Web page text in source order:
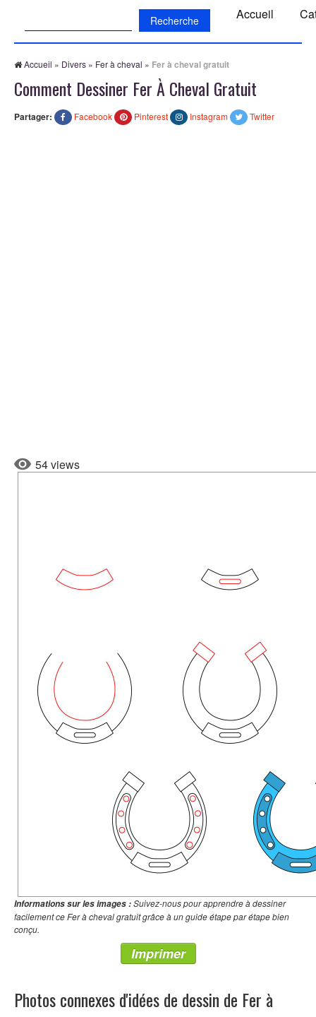
Accueil
Accueil » Divers » Fer à cheval » Fer à cheval gratuit
Comment Dessiner Fer À Cheval Gratuit
Partager: Facebook Pinterest Instagram Twitter
54 views
Informations sur les images :Suivez-nous pour apprendre à dessiner
facilement ce Fer à cheval gratuit grâce à un guide étape par étape bien
conçu.
Imprimer
Photos connexes d'idées de dessin de Fer à